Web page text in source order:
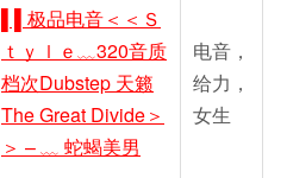
▌▌极品电音＜＜Ｓ
ｔｙｌｅ﹏320音质
档次Dubstep 天籁
The Great Divide＞
＞ – ﹏ 蛇蝎美男
电音，
给力，
女生